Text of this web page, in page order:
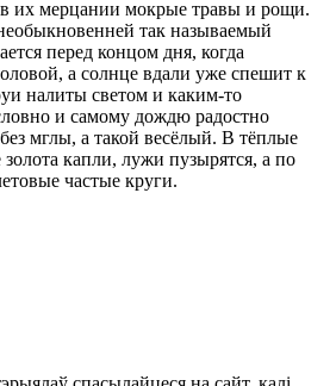
в их мерцании мокрые травы и рощи.
так называемый
перед концом дня, когда
а солнце вдали уже спешит к
налиты светом и каким-то
и самому дождю радостно
мглы, а такой весёлый. В тёплые
капли, лужи пузырятся, а по
частые круги.